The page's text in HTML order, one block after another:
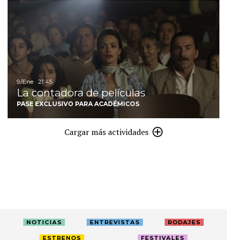
9/Ene · 21:45
La contadora de películas
PASE EXCLUSIVO PARA ACADÉMICOS
Cargar más actividades
NOTICIAS ENTREVISTAS RODAJES
ESTRENOS FESTIVALES